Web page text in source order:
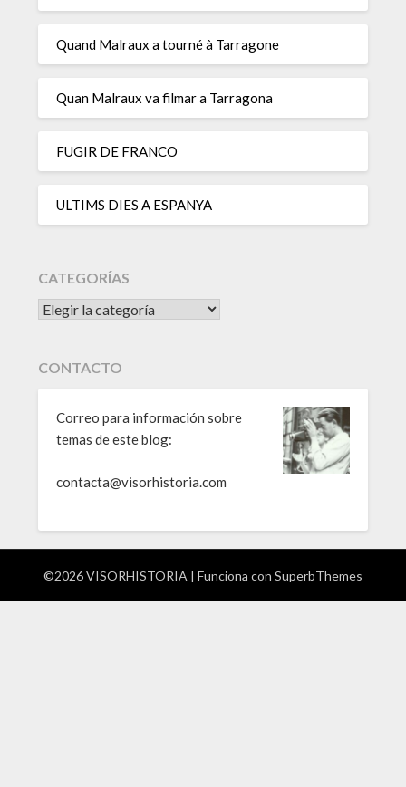
Quand Malraux a tourné à Tarragone
Quan Malraux va filmar a Tarragona
FUGIR DE FRANCO
ULTIMS DIES A ESPANYA
CATEGORÍAS
CATEGORÍAS
CONTACTO
Correo para información sobre
temas de este blog:
contacta@visorhistoria.com
©2026 VISORHISTORIA | Funciona con SuperbThemes